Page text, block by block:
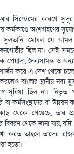
আর সিস্টেমের কারণে
কর্মকাণ্ডে অংশগ্রহণের
মোঘল যে আমল
ছিল না। সেই
পেয়াদা, সৈন্যসামন্ত ও
করে এ দেশ থেকে
বাংলার স্থানীয়
সুবিধা ছিল না। নিভৃত
কর্মসংস্থানের বা উন্নয়ন
থেকে পেয়েছে, তার
বিবরণ থেকে জানা যায়,
করত তাহলে তাদের
হতো।